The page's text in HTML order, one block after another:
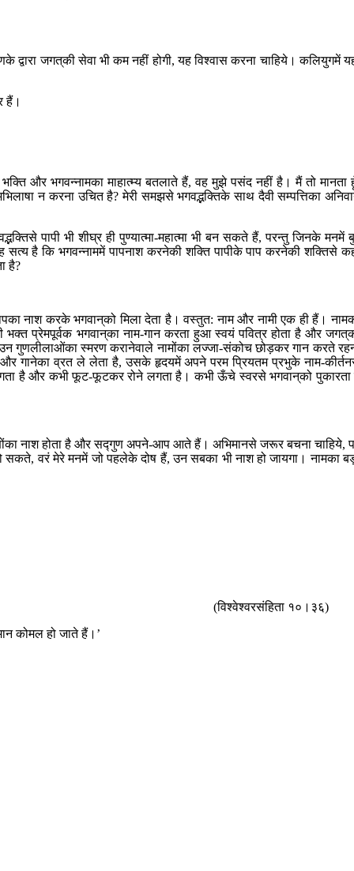
जगत‍्की सेवा भी कम नहीं होगी, यह विश्वास करना चाहिये। कलियुगमें
हैं।
और भगवन्नामका माहात्म्य बतलाते हैं, वह मुझे पसंद नहीं है। मैं तो मानता
न करना उचित है? मेरी समझसे भगवद्भक्तिके साथ दैवी सम्पत्तिका
पापी भी शीघ्र ही पुण्यात्मा-महात्मा भी बन सकते हैं, परन्तु जिनके मनमें
है कि भगवन्नाममें पापनाश करनेकी शक्ति पापीके पाप करनेकी शक्तिसे
है?
नाश करके भगवान‍्को मिला देता है। वस्तुत: नाम और नामी एक ही हैं।
प्रेमपूर्वक भगवान‍्का नाम-गान करता हुआ स्वयं पवित्र होता है और
गुणलीलाओंका स्मरण करानेवाले नामोंका लज्जा-संकोच छोड़कर गान करते
गानेका व्रत ले लेता है, उसके हृदयमें अपने परम प्रियतम प्रभुके नाम-
है और कभी फूट-फूटकर रोने लगता है। कभी ऊँचे स्वरसे भगवान‍्को पुकारता
नाश होता है और सद्‍गुण अपने-आप आते हैं। अभिमानसे जरूर बचना चाहिये,
सकते, वरं मेरे मनमें जो पहलेके दोष हैं, उन सबका भी नाश हो जायगा। नामका
(विश्वेश्वरसंहिता १०।३६)
कोमल हो जाते हैं।’